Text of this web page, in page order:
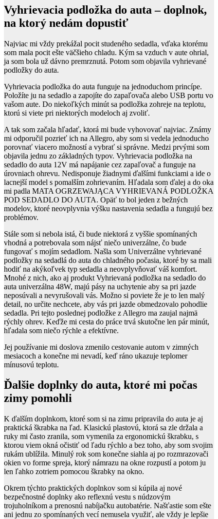
Vyhrievacia podložka do auta – doplnok,
na ktorý nedám dopustiť
Najviac mi vždy prekážal pocit studeného sedadla, vďaka ktorému
som mala pocit ešte väčšieho chladu. Kým sa vzduch v aute ohrial,
ja som bola už dávno premrznutá. Potom som objavila vyhrievané
podložky do auta.
Vyhrievacia podložka do auta funguje na jednoduchom princípe.
Položíte ju na sedadlo a zapojíte do zapaľovača alebo USB portu vo
vašom aute. Do niekoľkých minút sa podložka zohreje na teplotu,
ktorú si viete pri niektorých modeloch aj zvoliť.
A tak som začala hľadať, ktorá mi bude vyhovovať najviac. Známy
mi odporučil pozrieť ich na Allegro, aby som si vedela jednoducho
porovnať viacero možností a vybrať si správne. Medzi prvými som
objavila jednu zo základných typov. Vyhrievacia podložka na
sedadlo do auta 12V má napájanie cez zapaľovač a funguje na
úrovniach ohrevu. Nedisponuje žiadnymi ďalšími funkciami a ide o
lacnejší model s pomalším zohrievaním. Hľadala som ďalej a do oka
mi padla MATA OGRZEWAJĄCA VYHRIEVANÁ PODLOŽKA
POD SEDADLO DO AUTA. Opäť to bol jeden z bežných
modelov, ktoré neovplyvnia výšku nastavenia sedadla a fungujú bez
problémov.
Stále som si nebola istá, či bude niektorá z vyššie spomínaných
vhodná a potrebovala som nájsť niečo univerzálne, čo bude
fungovať s mojím sedadlom. Našla som Univerzálne vyhrievané
podložky na sedadlá do auta do chladného počasia, ktoré by sa mali
hodiť na akýkoľvek typ sedadla a neovplyvňovať váš komfort.
Mnohé z nich, ako aj produkt Vyhrievaná podložka na sedadlo do
auta univerzálna 48W, majú pásy na uchytenie aby sa pri jazde
neposúvali a nevyrušovali vás. Možno si poviete že je to len malý
detail, no určite nechcete, aby vás pri jazde obmedzovalo pohodlie
sedadla. Pri tejto poslednej podložke z Allegro ma zaujal najmä
rýchly ohrev. Keďže mi cesta do práce trvá skutočne len pár minút,
hľadala som niečo rýchle a efektívne.
Jej používanie mi doslova zmenilo cestovanie autom v zimných
mesiacoch a konečne mi nevadí, keď ráno ukazuje teplomer
mínusovú teplotu.
Ďalšie doplnky do auta, ktoré mi počas
zimy pomohli
K ďalším doplnkom, ktoré som si na zimu pripravila do auta je aj
praktická škrabka na ľad. Klasickú plastovú, ktorá sa zle držala a
ruky mi často zranila, som vymenila za ergonomickú škrabku, s
ktorou viem okná očistiť od ľadu rýchlo a bez toho, aby som svojim
rukám ublížila. Minulý rok som konečne siahla aj po rozmrazovači
okien vo forme spreja, ktorý námrazu na okne rozpustí a potom ju
len ľahko zotriem pomocou škrabky na okno.
Okrem týchto praktických doplnkov som si kúpila aj nové
bezpečnostné doplnky ako reflexnú vestu s núdzovým
trojuholníkom a prenosnú nabíjačku autobatérie. Našťastie som ešte
ani jednu zo spomínaných vecí nemusela využiť, ale vždy je lepšie